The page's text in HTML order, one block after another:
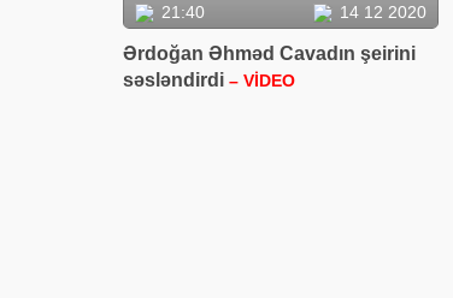
21:40 14 12 2020
Ərdoğan Əhməd Cavadın şeirini
səsləndirdi – VİDEO